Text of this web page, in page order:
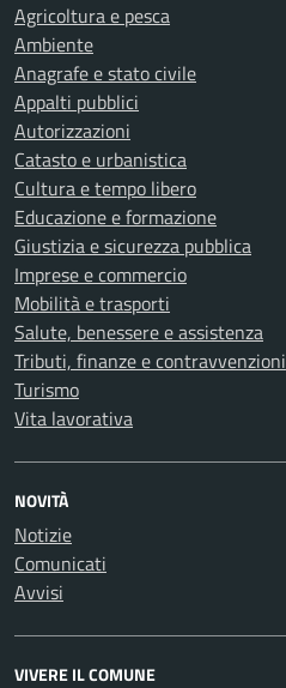
Agricoltura e pesca
Ambiente
Anagrafe e stato civile
Appalti pubblici
Autorizzazioni
Catasto e urbanistica
Cultura e tempo libero
Educazione e formazione
Giustizia e sicurezza pubblica
Imprese e commercio
Mobilità e trasporti
Salute, benessere e assistenza
Tributi, finanze e contravvenzioni
Turismo
Vita lavorativa
NOVITÀ
Notizie
Comunicati
Avvisi
VIVERE IL COMUNE